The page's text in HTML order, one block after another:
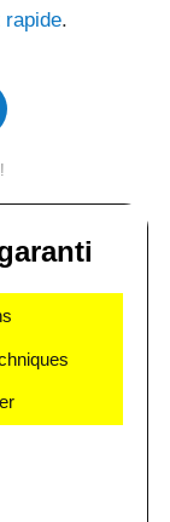
rapide.